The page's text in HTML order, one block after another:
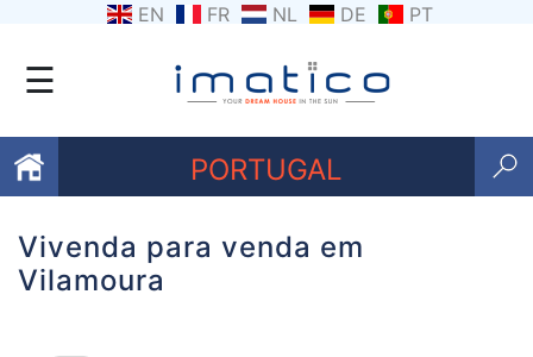
EN FR NL DE PT
☰
PORTUGAL
Favoritos
Vivenda para venda em
Vilamoura